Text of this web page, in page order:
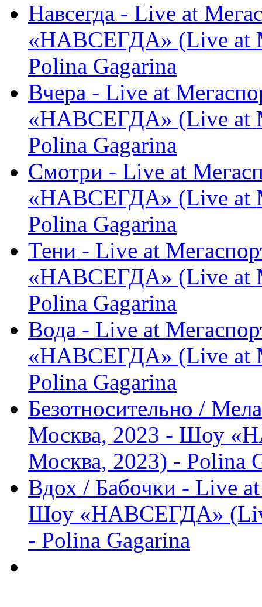
Навсегда - Live at
«НАВСЕГДА» (Live at
Polina Gagarina
Вчера - Live at
«НАВСЕГДА» (Live at
Polina Gagarina
Смотри - Live at
«НАВСЕГДА» (Live at
Polina Gagarina
Тени - Live at
«НАВСЕГДА» (Live at
Polina Gagarina
Вода - Live at
«НАВСЕГДА» (Live at
Polina Gagarina
Безотносительно /
Москва, 2023 - Шоу
Москва, 2023) - Polina
Вдох / Бабочки - Live
Шоу «НАВСЕГДА»
- Polina Gagarina